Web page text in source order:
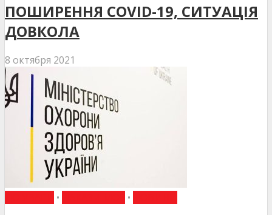
ПОШИРЕННЯ COVID-19, СИТУАЦІЯ
ДОВКОЛА
8 октября 2021
• •